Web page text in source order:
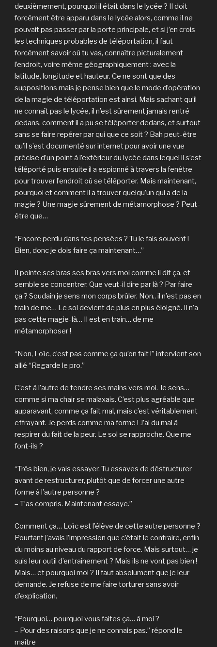
deuxièmement, pourquoi il était dans le lycée ? Il doit
forcément être apparu dans le lycée alors, comme il ne
pouvait pas passer par la porte principale, et si j’en crois
les techniques probables de téléportation, il faut
forcément savoir où tu vas, connaître picturalement
l’endroit, voire même géographiquement : avec la
latitude, longitude et hauteur. Ce ne sont que des
suppositions mais je pense bien que le mode d’opération
de la magie de téléportation est ainsi. Mais sachant qu’il
ne connaît pas le lycée, il n’est sûrement jamais rentré
dedans, comment il a pu se téléporter dedans, et surtout
sans se faire repérer par qui que ce soit ? Bah peut-être
qu’il s’est documenté sur internet pour avoir une vue
précise d’un point à l’extérieur du lycée dans lequel il s’est
téléporté puis ensuite il a espionné à travers la fenêtre
pour trouver l’endroit où se téléporter. Mais maintenant,
pourquoi et comment il a trouver quelqu’un qui a de la
magie ? Une magie sûrement de métamorphose ? Peut-
être que…
“Encore perdu dans tes pensées ? Tu le fais souvent !
Bien, donc je dois faire ça maintenant…”
Il pointe ses bras ses bras vers moi comme il dit ça, et
semble se concentrer. Que veut-il dire par là ? Par faire
ça ? Soudain je sens mon corps brûler. Non.. il n’est pas en
train de me… Le sol devient de plus en plus éloigné. Il n’a
pas cette magie-là… Il est en train… de me
métamorphoser !
“Non, Loïc, c’est pas comme ça qu’on fait !” intervient son
allié “Regarde le pro.”
C’est à l’autre de tendre ses mains vers moi. Je sens…
comme si ma chair se malaxais. C’est plus agréable que
auparavant, comme ça fait mal, mais c’est véritablement
effrayant. Je perds comme ma forme ! J’ai du mal à
respirer du fait de la peur. Le sol se rapproche. Que me
font-ils ?
“Très bien, je vais essayer. Tu essayes de déstructurer
avant de restructurer, plutôt que de forcer une autre
forme à l’autre personne ?
– T’as compris. Maintenant essaye.”
Comment ça… Loïc est l’élève de cette autre personne ?
Pourtant j’avais l’impression que c’était le contraire, enfin
du moins au niveau du rapport de force. Mais surtout… je
suis leur outil d’entraînement ? Mais ils ne vont pas bien !
Mais… et pourquoi moi ? Il faut absolument que je leur
demande. Je refuse de me faire torturer sans avoir
d’explication.
“Pourquoi… pourquoi vous faites ça… à moi ?
– Pour des raisons que je ne connais pas.” répond le
maître